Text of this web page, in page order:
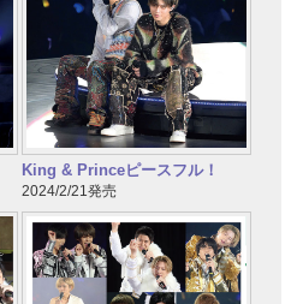
King & Princeピースフル！
2024/2/21発売